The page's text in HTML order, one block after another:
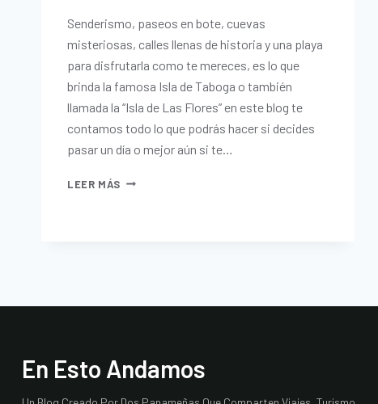
Senderismo, paseos en bote, cuevas
misteriosas, calles llenas de historia y una playa
para disfrutarla como te mereces, es lo que
brinda la famosa Isla de Taboga o también
llamada la “Isla de Las Flores” en este blog te
contamos todo lo que podrás hacer si decides
pasar un día o mejor aún si te…
LEER MÁS
En Esto Andamos